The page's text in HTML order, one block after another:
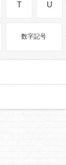
T U
数字記号